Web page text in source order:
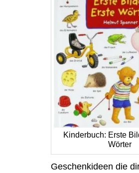
Kinderbuch: Erste
Wörter
Geschenkideen die